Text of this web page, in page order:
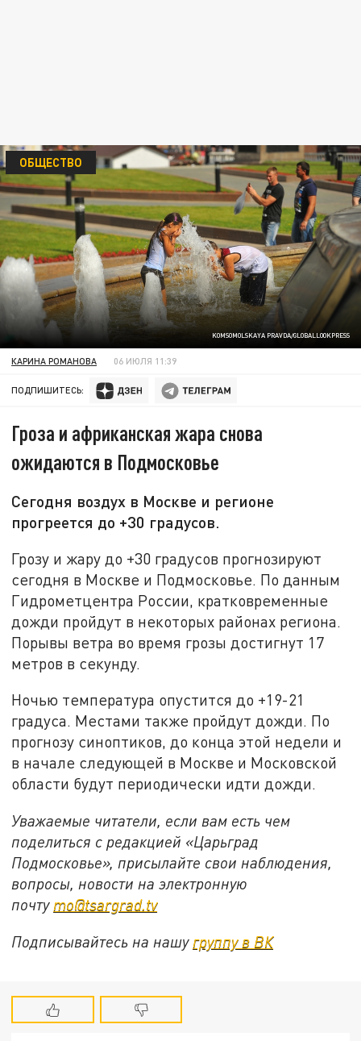
KOMSOMOLSKAYA PRAVDA/GLOBALLOOKPRESS
ОБЩЕСТВО
КАРИНА РОМАНОВА 06 ИЮЛЯ 11:39
ПОДПИШИТЕСЬ:
Гроза и африканская жара снова
ожидаются в Подмосковье
Сегодня воздух в Москве и регионе
прогреется до +30 градусов.
Грозу и жару до +30 градусов прогнозируют
сегодня в Москве и Подмосковье. По данным
Гидрометцентра России, кратковременные
дожди пройдут в некоторых районах региона.
Порывы ветра во время грозы достигнут 17
метров в секунду.
Ночью температура опустится до +19-21
градуса. Местами также пройдут дожди. По
прогнозу синоптиков, до конца этой недели и
в начале следующей в Москве и Московской
области будут периодически идти дожди.
Уважаемые читатели, если вам есть чем
поделиться с редакцией «Царьград
Подмосковье», присылайте свои наблюдения,
вопросы, новости на электронную
почту mo@tsargrad.tv
Подписывайтесь на нашу группу в ВК